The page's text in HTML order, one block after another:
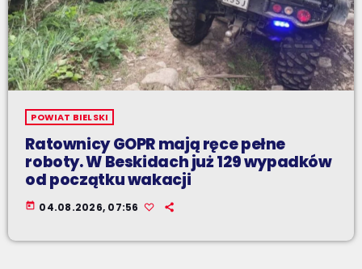
POWIAT BIELSKI
Ratownicy GOPR mają ręce pełne
roboty. W Beskidach już 129 wypadków
od początku wakacji
today 04.08.2026, 07:56